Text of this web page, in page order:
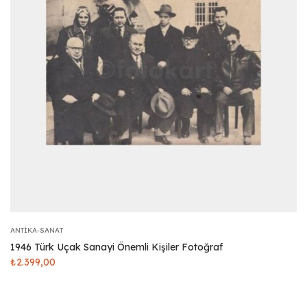
ANTIKA-SANAT
1946 Türk Uçak Sanayi Önemli Kişiler Fotoğraf
₺2.399,00